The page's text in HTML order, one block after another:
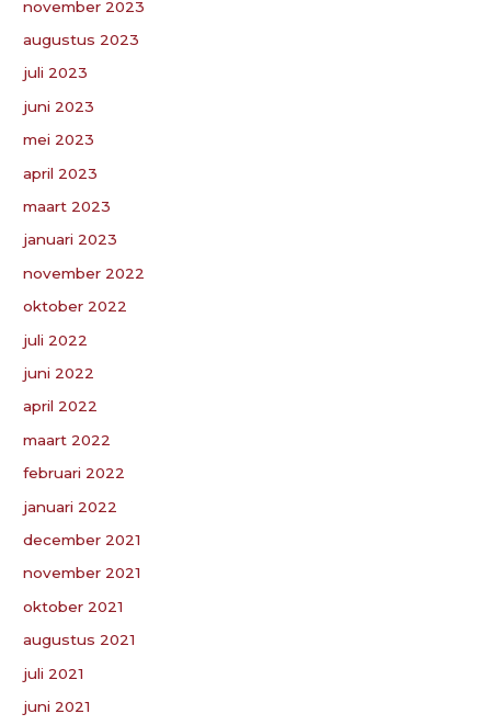
november 2023
augustus 2023
juli 2023
juni 2023
mei 2023
april 2023
maart 2023
januari 2023
november 2022
oktober 2022
juli 2022
juni 2022
april 2022
maart 2022
februari 2022
januari 2022
december 2021
november 2021
oktober 2021
augustus 2021
juli 2021
juni 2021